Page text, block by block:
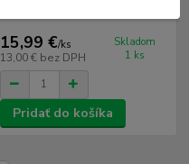
15,99 €/ks
13,00 € bez DPH
Skladom
1 ks
Pridať do košíka